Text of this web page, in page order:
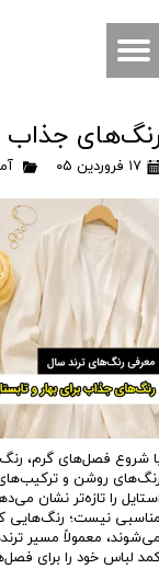
حساب کاربری من
سفارشات
خروج از حساب
جذاب
۱۷ فروردین ۰۵
شروع فصل‌های گرم،
روشن و
را تازه‌تر نشان
نیست؛ رنگ‌هایی
معمولاً مسیر
لباس خود را برای